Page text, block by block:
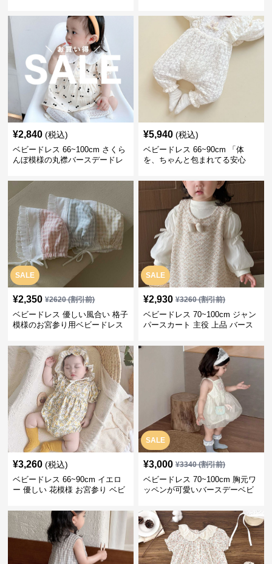
レス 記念フォト
¥2,840 (税込)
ベビードレス 66~100cm さくら
んぼ模様の丸襟バースデードレ
¥5,940 (税込)
ベビードレス 66~90cm 「体
を、ちゃんと包まれてる安心
参り
SALE
¥2,350 ¥2620(割引前)
ベビードレス 優しい風合い 格子
模様のお宮参り用ベビードレス
SALE
¥2,930 ¥3260(割引前)
ベビードレス 70~100cm ジャン
パースカート 主役 上品 バース
露目 秋冬春
¥3,260 (税込)
ベビードレス 66~90cm イエロ
ー 優しい 花模様 お宮参り ベビ
SALE
¥3,000 ¥3340(割引前)
ベビードレス 70~100cm 胸元ワ
ッペンが可愛いバースデーベビ